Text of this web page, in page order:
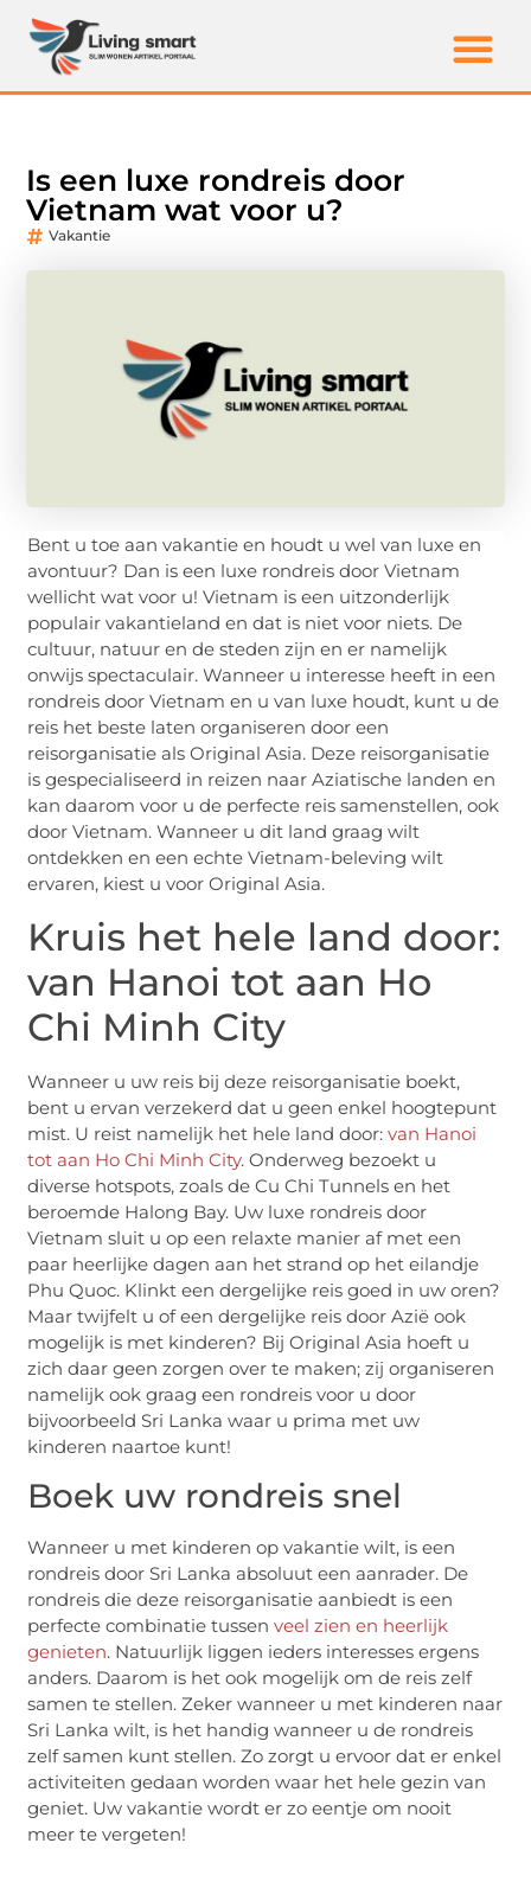
Is een luxe rondreis door
Vietnam wat voor u?
Vakantie
Bent u toe aan vakantie en houdt u wel van luxe en
avontuur? Dan is een luxe rondreis door Vietnam
wellicht wat voor u! Vietnam is een uitzonderlijk
populair vakantieland en dat is niet voor niets. De
cultuur, natuur en de steden zijn en er namelijk
onwijs spectaculair. Wanneer u interesse heeft in een
rondreis door Vietnam en u van luxe houdt, kunt u de
reis het beste laten organiseren door een
reisorganisatie als Original Asia. Deze reisorganisatie
is gespecialiseerd in reizen naar Aziatische landen en
kan daarom voor u de perfecte reis samenstellen, ook
door Vietnam. Wanneer u dit land graag wilt
ontdekken en een echte Vietnam-beleving wilt
ervaren, kiest u voor Original Asia.
Kruis het hele land door:
van Hanoi tot aan Ho
Chi Minh City
Wanneer u uw reis bij deze reisorganisatie boekt,
bent u ervan verzekerd dat u geen enkel hoogtepunt
mist. U reist namelijk het hele land door:van Hanoi
tot aan Ho Chi Minh City. Onderweg bezoekt u
diverse hotspots, zoals de Cu Chi Tunnels en het
beroemde Halong Bay. Uw luxe rondreis door
Vietnam sluit u op een relaxte manier af met een
paar heerlijke dagen aan het strand op het eilandje
Phu Quoc. Klinkt een dergelijke reis goed in uw oren?
Maar twijfelt u of een dergelijke reis door Azië ook
mogelijk is met kinderen? Bij Original Asia hoeft u
zich daar geen zorgen over te maken; zij organiseren
namelijk ook graag een rondreis voor u door
bijvoorbeeld Sri Lanka waar u prima met uw
kinderen naartoe kunt!
Boek uw rondreis snel
Wanneer u met kinderen op vakantie wilt, is een
rondreis door Sri Lanka absoluut een aanrader. De
rondreis die deze reisorganisatie aanbiedt is een
perfecte combinatie tussenveel zien en heerlijk
genieten. Natuurlijk liggen ieders interesses ergens
anders. Daarom is het ook mogelijk om de reis zelf
samen te stellen. Zeker wanneer u met kinderen naar
Sri Lanka wilt, is het handig wanneer u de rondreis
zelf samen kunt stellen. Zo zorgt u ervoor dat er enkel
activiteiten gedaan worden waar het hele gezin van
geniet. Uw vakantie wordt er zo eentje om nooit
meer te vergeten!